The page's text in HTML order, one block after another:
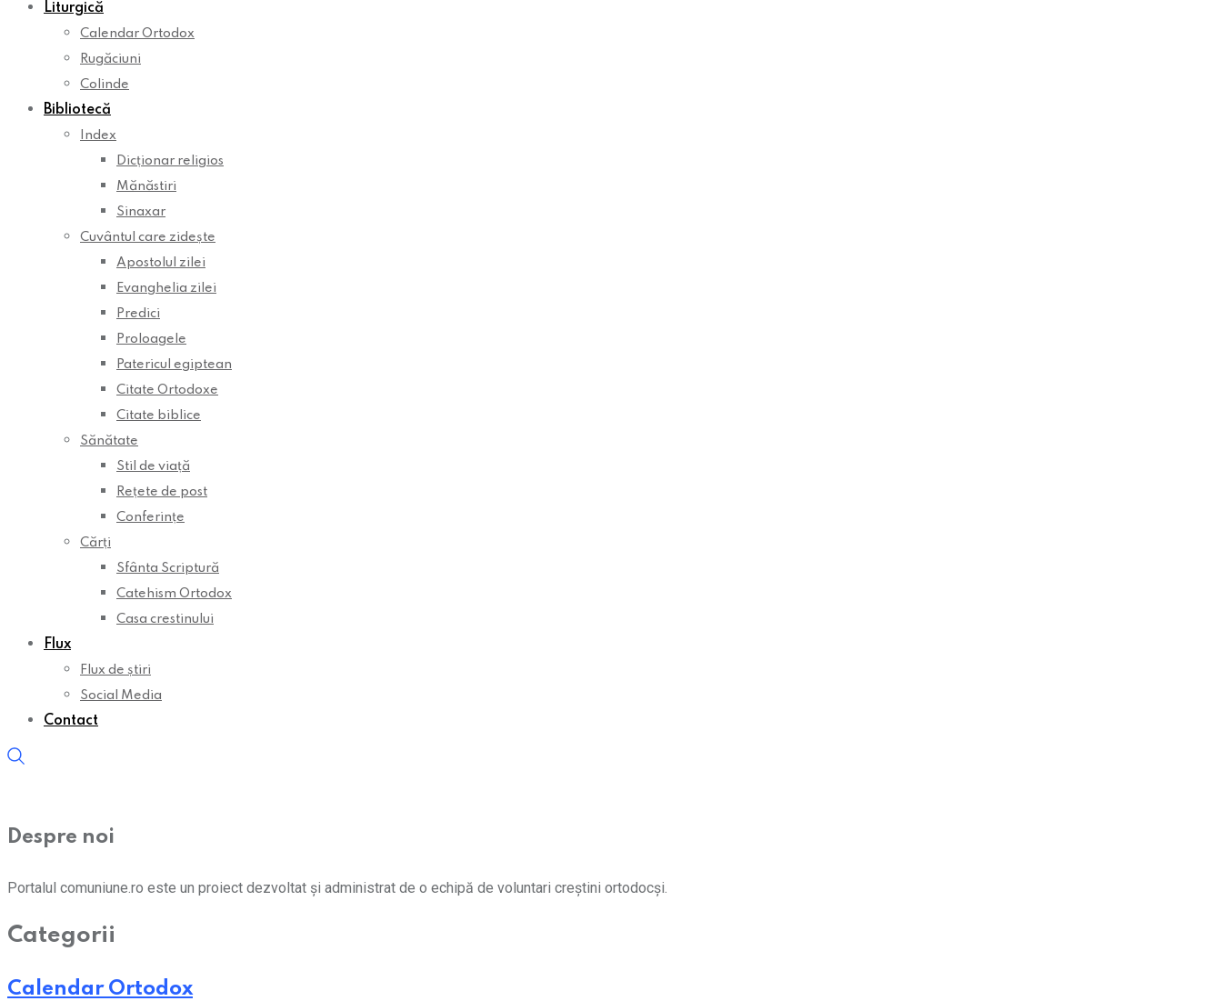
Liturgică
Calendar Ortodox
Rugăciuni
Colinde
Bibliotecă
Index
Dicționar religios
Mănăstiri
Sinaxar
Cuvântul care zidește
Apostolul zilei
Evanghelia zilei
Predici
Proloagele
Patericul egiptean
Citate Ortodoxe
Citate biblice
Sănătate
Stil de viață
Rețete de post
Conferințe
Cărți
Sfânta Scriptură
Catehism Ortodox
Casa crestinului
Flux
Flux de știri
Social Media
Contact
Despre noi
Portalul comuniune.ro este un proiect dezvoltat și administrat de o echipă de voluntari creștini ortodocși.
Categorii
Calendar Ortodox